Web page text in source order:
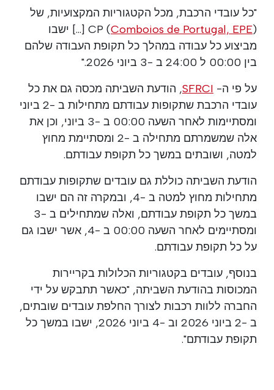
"כל עובדי הרכבת, מכל הקטגוריות המקצועיות, של
CP (Comboios de Portugal, EPE
) [...] ישבו
מביצוע כל עבודה במהלך כל תקופת העבודה שלהם
בין 00:00 ל 24:00 ב -3 ביוני 2026."
על פי ה- SFRCI, הודעת השביתה מכסה גם את כל
עובדי הרכבת שתקופות עבודתם מתחילות ב -2 ביוני
ומסתיימות לאחר השעה 00:00 ב -3 ביוני, וכן את
אלה שמשמרתם מתחילה ב -2 ומסתיימת מחוץ
למטה, ושובתים במשך כל תקופת עבודתם.
הודעת השביתה כוללת גם עובדים שתקופות עבודתם
מתחילות מחוץ למטה ב -4, ובמקרה זה הם ישבו
במשך כל תקופת עבודתם, ואלה שמתחילים ב -3
ומסתיימים לאחר השעה 00:00 ב -4, אשר ישבו גם
על כל תקופת עבודתם.
בנוסף, עובדים בקטגוריות הכלולות בקריירות
המכוסות בהודעת השביתה, "כאשר תתבקש על ידי
החברה ללוות רכבות לצורך החלפת עובדים שובתים,
ב -2 ביוני 2026 וב -4 ביוני 2026, ישבו במשך כל
תקופת עבודתם".